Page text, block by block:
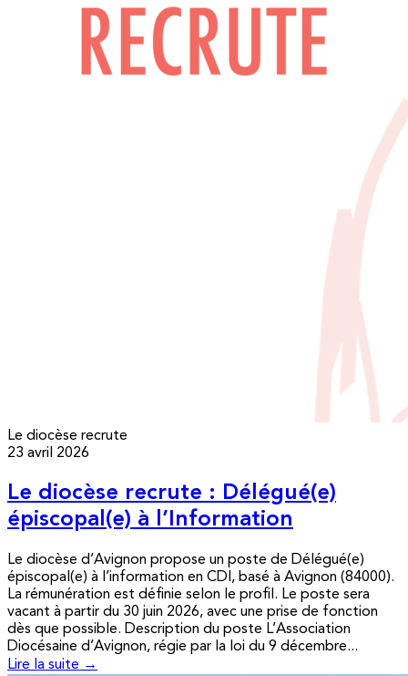
Le diocèse recrute
23 avril 2026
Le diocèse recrute : Délégué(e)
épiscopal(e) à l’Information
Le diocèse d’Avignon propose un poste de Délégué(e)
épiscopal(e) à l’information en CDI, basé à Avignon (84000).
La rémunération est définie selon le profil. Le poste sera
vacant à partir du 30 juin 2026, avec une prise de fonction
dès que possible. Description du poste L’Association
Diocésaine d’Avignon, régie par la loi du 9 décembre...
Lire la suite →